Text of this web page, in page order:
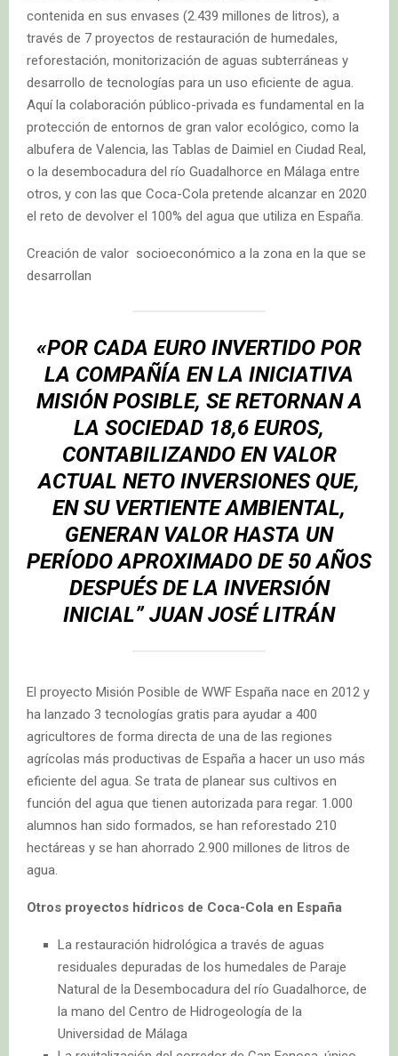
contenida en sus envases (2.439 millones de litros), a
través de 7 proyectos de restauración de humedales,
reforestación, monitorización de aguas subterráneas y
desarrollo de tecnologías para un uso eficiente de agua.
Aquí la colaboración público-privada es fundamental en la
protección de entornos de gran valor ecológico, como la
albufera de Valencia, las Tablas de Daimiel en Ciudad Real,
o la desembocadura del río Guadalhorce en Málaga entre
otros, y con las que Coca-Cola pretende alcanzar en 2020
el reto de devolver el 100% del agua que utiliza en España.
Creación de valor socioeconómico a la zona en la que se
desarrollan
«POR CADA EURO INVERTIDO POR
LA COMPAÑÍA EN LA INICIATIVA
MISIÓN POSIBLE, SE RETORNAN A
LA SOCIEDAD 18,6 EUROS,
CONTABILIZANDO EN VALOR
ACTUAL NETO INVERSIONES QUE,
EN SU VERTIENTE AMBIENTAL,
GENERAN VALOR HASTA UN
PERÍODO APROXIMADO DE 50 AÑOS
DESPUÉS DE LA INVERSIÓN
INICIAL” JUAN JOSÉ LITRÁN
El proyecto Misión Posible de WWF España nace en 2012 y
ha lanzado 3 tecnologías gratis para ayudar a 400
agricultores de forma directa de una de las regiones
agrícolas más productivas de España a hacer un uso más
eficiente del agua. Se trata de planear sus cultivos en
función del agua que tienen autorizada para regar. 1.000
alumnos han sido formados, se han reforestado 210
hectáreas y se han ahorrado 2.900 millones de litros de
agua.
Otros proyectos hídricos de Coca-Cola en España
La restauración hidrológica a través de aguas
residuales depuradas de los humedales de Paraje
Natural de la Desembocadura del río Guadalhorce, de
la mano del Centro de Hidrogeología de la
Universidad de Málaga